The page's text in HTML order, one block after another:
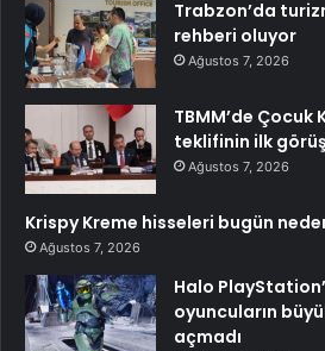
Trabzon’da
rehberi oluyor
Ağustos 7, 2026
TBMM’de Çocuk
teklifinin ilk
Ağustos 7, 2026
Krispy Kreme hisseleri bugün
Ağustos 7, 2026
Halo
oyuncuların
açmadı